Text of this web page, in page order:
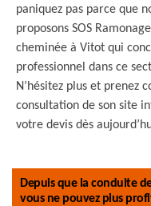
paniquez pas parce que
proposons SOS
cheminée à Vitot qui
professionnel dans ce
N’hésitez plus et prenez
consultation de son site
votre devis dès
Depuis que la conduite
vous ne pouvez plus